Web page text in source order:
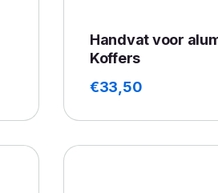
Handvat voor
Koffers
€33,50